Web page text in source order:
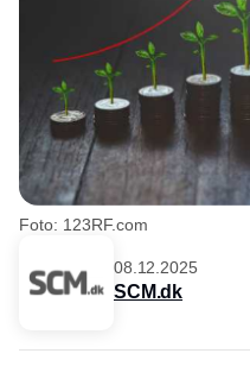
Foto: 123RF.com
08.12.2025
SCM.dk